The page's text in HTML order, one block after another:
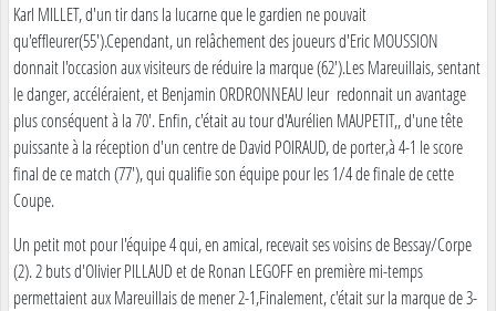
Karl MILLET, d'un tir dans la lucarne que le gardien ne pouvait
qu'effleurer(55').Cependant, un relâchement des joueurs d'Eric MOUSSION
donnait l'occasion aux visiteurs de réduire la marque (62').Les Mareuillais, sentant
le danger, accéléraient, et Benjamin ORDRONNEAU leur redonnait un avantage
plus conséquent à la 70'. Enfin, c'était au tour d'Aurélien MAUPETIT,, d'une tête
puissante à la réception d'un centre de David POIRAUD, de porter,à 4-1 le score
final de ce match (77'), qui qualifie son équipe pour les 1/4 de finale de cette
Coupe.
Un petit mot pour l'équipe 4 qui, en amical, recevait ses voisins de Bessay/Corpe
(2). 2 buts d'Olivier PILLAUD et de Ronan LEGOFF en première mi-temps
permettaient aux Mareuillais de mener 2-1,Finalement, c'était sur la marque de 3-